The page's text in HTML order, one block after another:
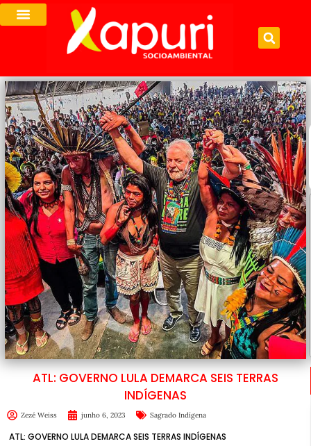
ATL: GOVERNO LULA DEMARCA SEIS TERRAS
INDÍGENAS
Zezé Weiss junho 6, 2023 Sagrado Indígena
ATL: GOVERNO LULA DEMARCA SEIS TERRAS INDÍGENAS